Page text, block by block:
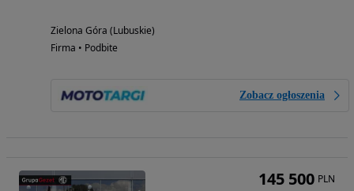
Zielona Góra (Lubuskie)
Firma • Podbite
Zobacz ogłoszenia
145 500 PLN